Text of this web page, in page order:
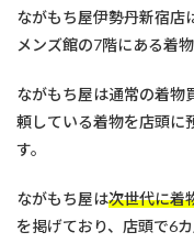
ながもち屋伊勢丹新宿店
メンズ館の7階にある着
ながもち屋は通常の着物
頼している着物を店頭に
す。
ながもち屋は次世代に着
を掲げており、店頭で6